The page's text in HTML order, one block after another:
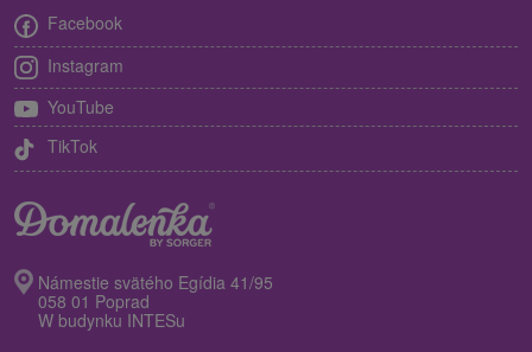
Facebook
Instagram
YouTube
TikTok
Námestie svätého Egídia 41/95
058 01 Poprad
W budynku INTESu